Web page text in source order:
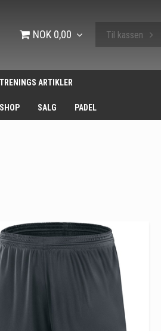
NOK 0,00 Til kassen
ARTIKLER
SALG PADEL